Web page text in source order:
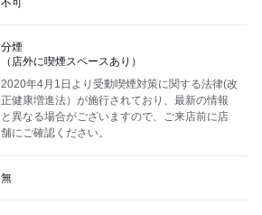
不可
分煙
（店外に喫煙スペースあり）
2020年4月1日より受動喫煙対策に関する法律(改
正健康増進法）が施行されており、最新の情報
と異なる場合がございますので、ご来店前に店
舗にご確認ください。
無